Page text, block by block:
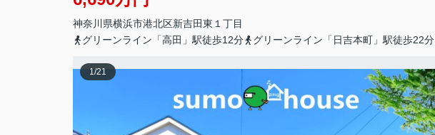
神奈川県横浜市港北区新吉田東 １丁目
グリーンライン「高田」駅徒歩12分
グリーンライン「日吉本町」駅徒歩22分
1/21